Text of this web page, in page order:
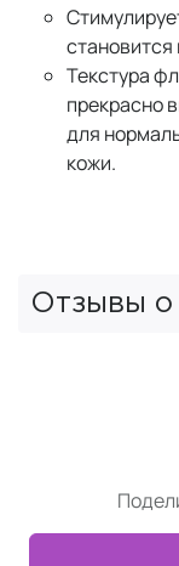
становится
Текстура
прекрасно
для
кожи.
Отзывы о